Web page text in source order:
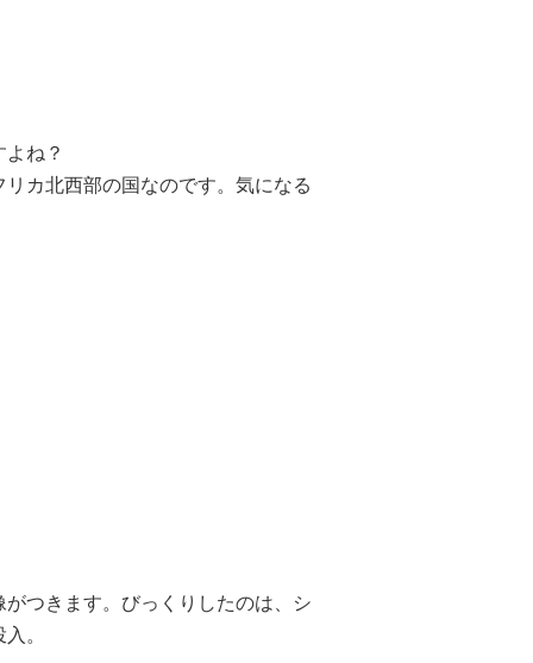
ね？
カ北西部の国なのです。気になる
つきます。びっくりしたのは、シ
。